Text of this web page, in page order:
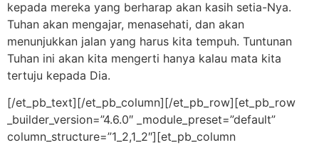
kepada mereka yang berharap akan kasih setia-Nya.
Tuhan akan mengajar, menasehati, dan akan
menunjukkan jalan yang harus kita tempuh. Tuntunan
Tuhan ini akan kita mengerti hanya kalau mata kita
tertuju kepada Dia.
[/et_pb_text][/et_pb_column][/et_pb_row][et_pb_row
_builder_version=”4.6.0″ _module_preset=”default”
column_structure=”1_2,1_2″][et_pb_column